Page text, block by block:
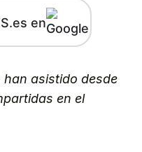
en
han asistido desde
en el